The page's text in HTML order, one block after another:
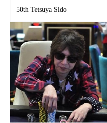
50th Tetsuya Sido